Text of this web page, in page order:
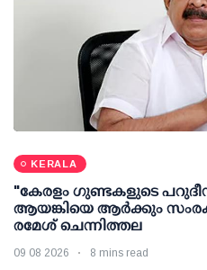
KERALA
"കേരളം ഗുണ്ടകളുടെ
ആയങ്കിയെ ആർക്കും
രമേശ് ചെന്നിത്തല
09 08 2026 8 mins read